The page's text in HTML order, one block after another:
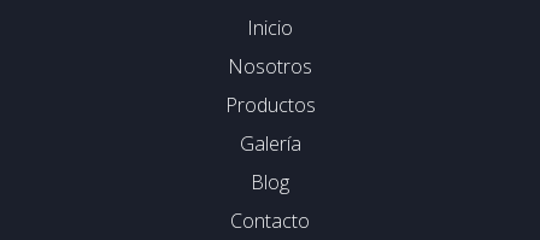
Inicio
Nosotros
Productos
Galería
Blog
Contacto